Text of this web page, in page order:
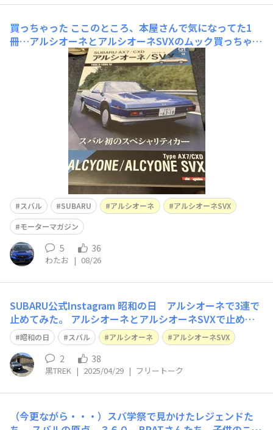
買っちゃった ここのところ、本屋さんで気になってた1
冊…アルシオーネとアルシオーネSVXのムック買っちゃい
ました😅1985年は僕はまだ高校生で、スバルのスの字も
知らず、世の阪神フィーバーに飲み込まれてました。そん
な時代に出た1台。6連星の中で一際目立つアルキオネの
名を持つフラッグシップカー…っていうのは皆さんご存
スバル SUBARU アルシオーネ
アルシオーネSVX
モーターマガジン
5 36
わたお | 08/26
SUBARU公式Instagram 昭和の日 アルシオーネで3連で
止めてみた。 アルシオーネとアルシオーネSVXで止めら
れました。 懐かしいですね。 今このデザインで出した
ら、売れるんじゃないの？ と思うくらいいいデザインで
すね。
昭和の日 スバル アルシオーネ アルシオーネSVX
2 38
黒TREK | 2025/04/29 | フリートーク
（今更ながら・・・）スバ学祭で見かけたレジェンドた